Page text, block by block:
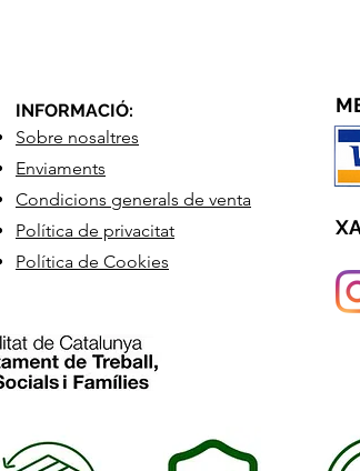
INFORMACIÓ:
Sobre nosaltres
Enviaments
Condicions generals de venta
Política de privacitat
Política de Cookies